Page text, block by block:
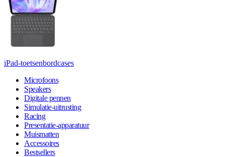
iPad-toetsenbordcases
Microfoons
Speakers
Digitale pennen
Simulatie-uitrusting
Racing
Presentatie-apparatuur
Muismatten
Accessoires
Bestsellers